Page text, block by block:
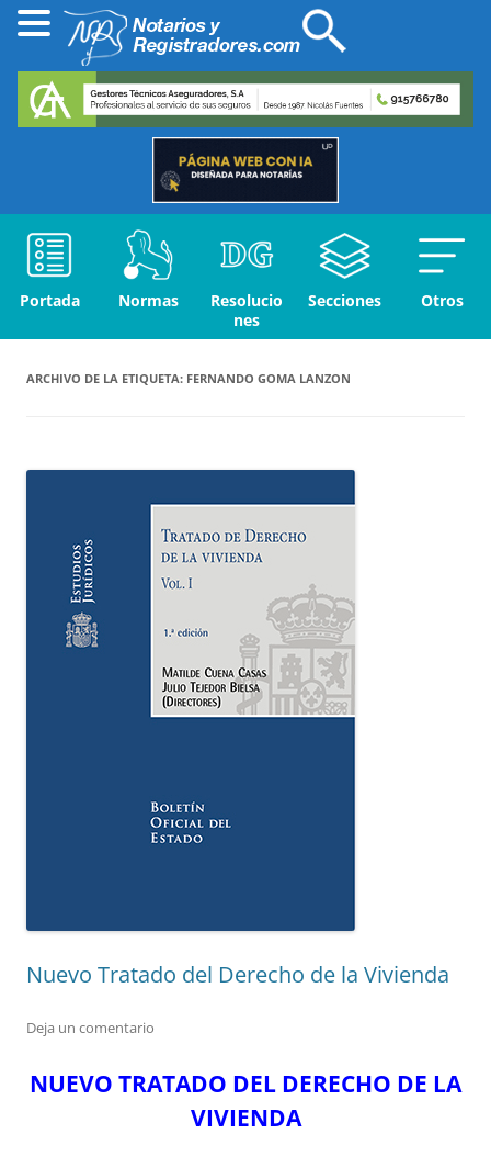
Portada Normas
Resolucio
nes
Secciones Otros
ARCHIVO DE LA ETIQUETA: FERNANDO GOMA LANZON
Nuevo Tratado del Derecho de la Vivienda
Deja un comentario
NUEVO TRATADO DEL DERECHO DE LA
VIVIENDA